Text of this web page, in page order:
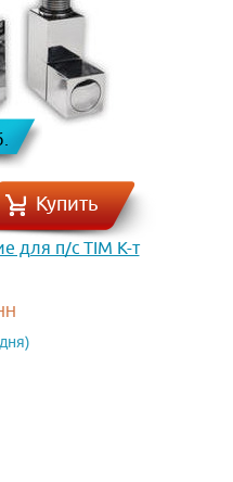
Купить
для п/с TIM К-т
4